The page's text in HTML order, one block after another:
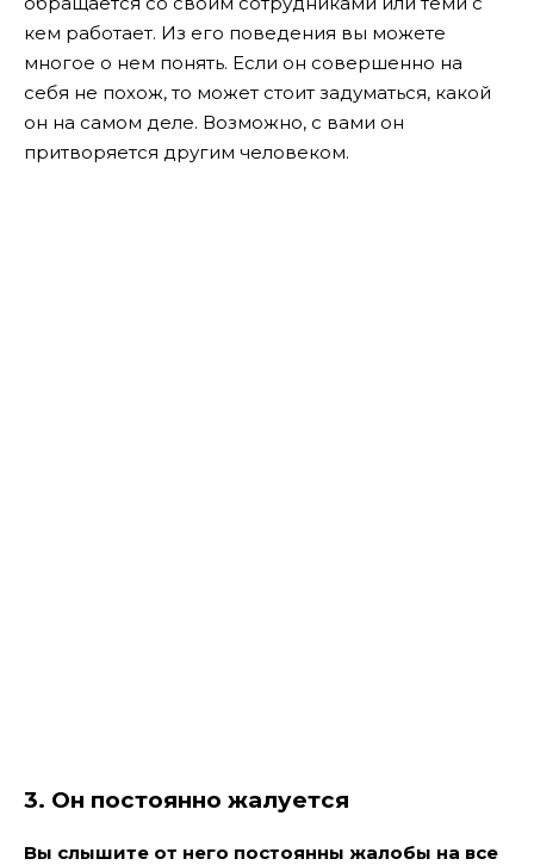
кем работает. Из его поведения вы можете
многое о нем понять. Если он совершенно на
себя не похож, то может стоит задуматься, какой
он на самом деле. Возможно, с вами он
притворяется другим человеком.
3. Он постоянно жалуется
Вы слышите от него постоянны жалобы на все